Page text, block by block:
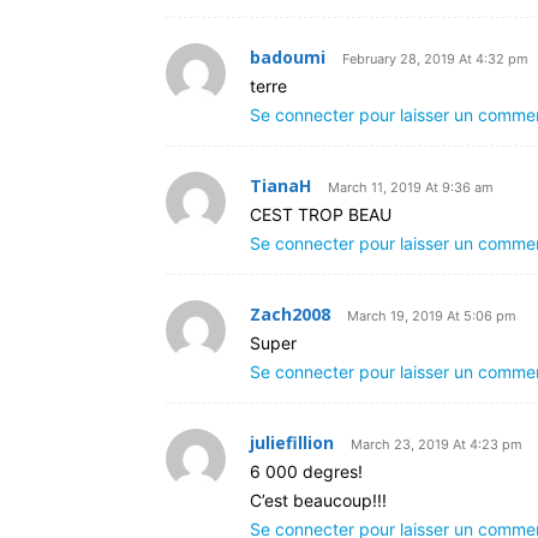
badoumi February 28, 2019 At 4:32 pm
terre
Se connecter pour laisser un
TianaH March 11, 2019 At 9:36 am
CEST TROP BEAU
Se connecter pour laisser un
Zach2008 March 19, 2019 At 5:06 pm
Super
Se connecter pour laisser un
juliefillion March 23, 2019 At 4:23 pm
6 000 degres!
C’est beaucoup!!!
Se connecter pour laisser un